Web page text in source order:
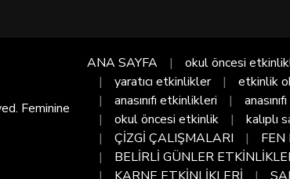
Feminine
ANA SAYFA okul öncesi
yaratıcı etkinlikler
etkinlik
anasınıfı etkinlikleri
anasınıfı
okul öncesi etkinlik
kalıplı
ÇİZGİ ÇALIŞMALARI
FEN
BELİRLİ GÜNLER